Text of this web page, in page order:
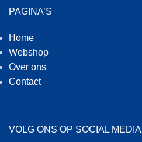
PAGINA’S
Home
Webshop
Over ons
Contact
VOLG ONS OP SOCIAL MEDIA